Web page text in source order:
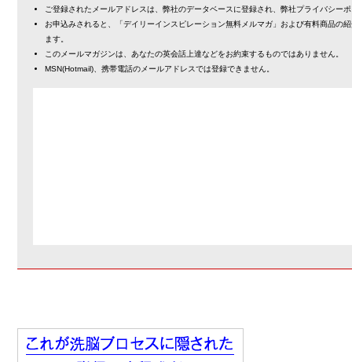
ご登録されたメールアドレスは、弊社のデータベースに登録され、弊社プライバシー
お申込みされると、「デイリーインスピレーション無料メルマガ」および有料商品の
ます。
このメールマガジンは、あなたの英会話上達などをお約束するものではありません。
MSN(Hotmail)、携帯電話のメールアドレスでは登録できません。